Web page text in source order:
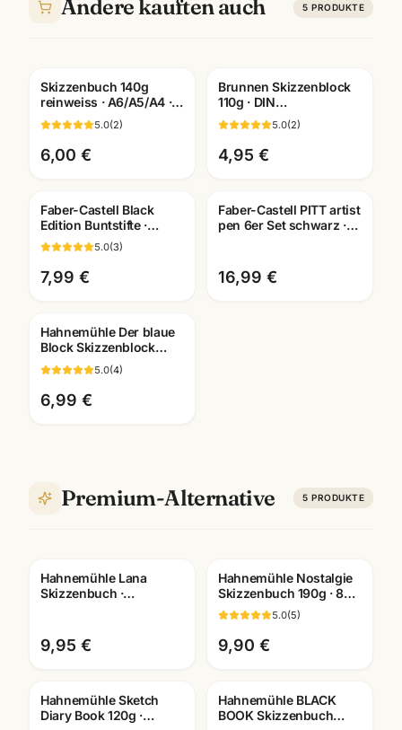
Andere kauften auch 5 PRODUKTE
Skizzenbuch 140g
reinweiss · A6/A5/A4 ·
Zeichenpapier für
Studien unterwegs
5.0(2)
6,00 €
Brunnen Skizzenblock
110g · DIN
A2/A3/A4/A5/A6
wählbar ·
Künstlerbedarf
Mannheim
5.0(2)
4,95 €
Faber-Castell Black
Edition Buntstifte ·
12/24/36er Set ·
Künstlerbedarf
Mannheim
5.0(3)
7,99 €
Faber-Castell PITT artist
pen 6er Set schwarz ·
16,99 €
Hahnemühle Der blaue
Block Skizzenblock
190g · A2/A3/A4/A5 ·
Künstlerbedarf
Mannheim
5.0(4)
6,99 €
Premium-Alternative 5 PRODUKTE
Hahnemühle Lana
Skizzenbuch ·
Künstler
9,95 €
Hahnemühle Nostalgie
Skizzenbuch 190g · 80
Seiten · A3/A4/A5 ·
Künstlerbedarf
Mannheim
5.0(5)
9,90 €
Hahnemühle Sketch
Diary Book 120g ·
Hahnemühle BLACK
BOOK Skizzenbuch